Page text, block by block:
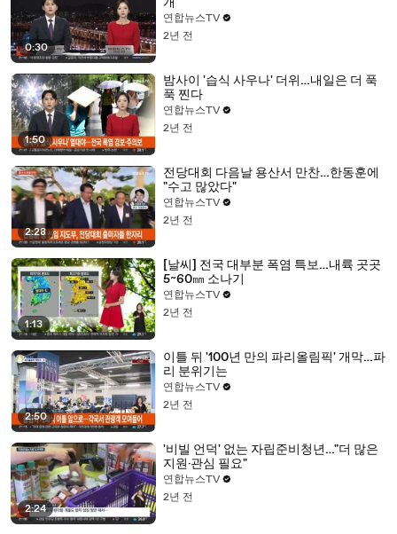
0:30
연합뉴스TV
2년 전
1:50
밤사이 '습식 사우나' 더위…내일은 더 푹
푹 찐다
연합뉴스TV
2년 전
2:28
전당대회 다음날 용산서 만찬…한동훈에
"수고 많았다"
연합뉴스TV
2년 전
1:13
[날씨] 전국 대부분 폭염 특보…내륙 곳곳
5~60㎜ 소나기
연합뉴스TV
2년 전
2:50
이틀 뒤 '100년 만의 파리올림픽' 개막…파
리 분위기는
연합뉴스TV
2년 전
2:24
'비빌 언덕' 없는 자립준비청년…"더 많은
지원·관심 필요"
연합뉴스TV
2년 전